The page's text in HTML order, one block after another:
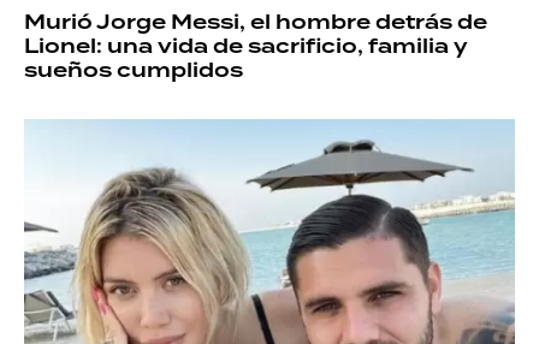
Murió Jorge Messi, el hombre detrás de
Lionel: una vida de sacrificio, familia y
sueños cumplidos